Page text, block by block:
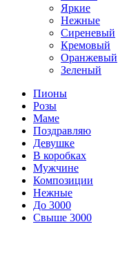
Яркие
Нежные
Сиреневый
Кремовый
Оранжевый
Зеленый
Пионы
Розы
Маме
Поздравляю
Девушке
В коробках
Мужчине
Композиции
Нежные
До 3000
Свыше 3000